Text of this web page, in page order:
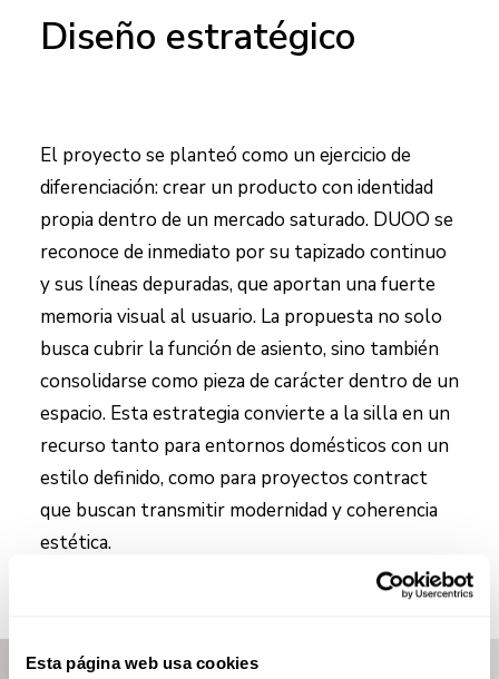
Esta página web usa cookies
Diseño estratégico
El proyecto se planteó como un ejercicio de
diferenciación: crear un producto con identidad
propia dentro de un mercado saturado. DUOO se
reconoce de inmediato por su tapizado continuo
y sus líneas depuradas, que aportan una fuerte
memoria visual al usuario. La propuesta no solo
busca cubrir la función de asiento, sino también
consolidarse como pieza de carácter dentro de un
espacio. Esta estrategia convierte a la silla en un
recurso tanto para entornos domésticos con un
estilo definido, como para proyectos contract
que buscan transmitir modernidad y coherencia
estética.